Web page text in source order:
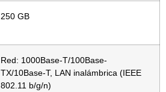
250 GB
Red: 1000Base-T/100Base-
TX/10Base-T, LAN inalámbrica (IEEE
802.11 b/g/n)